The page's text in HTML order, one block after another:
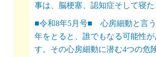
事は、脳梗塞、認知症そして寝
■令和8年5月号■ 心房細動と言う
年をとると、誰でもなる可能性
す。その心房細動に潜む4つの危